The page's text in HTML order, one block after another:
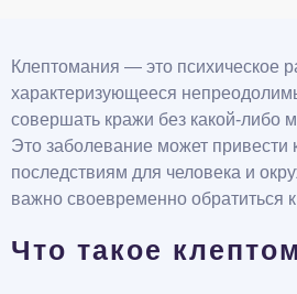
Клептомания — это психическое
характеризующееся
совершать кражи без какой-либо
Это заболевание может привести
последствиям для человека и
важно своевременно обратиться
Что такое